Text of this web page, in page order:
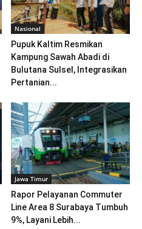
Nasional
Pupuk Kaltim Resmikan
Kampung Sawah Abadi di
Bulutana Sulsel, Integrasikan
Pertanian...
Jawa Timur
Rapor Pelayanan Commuter
Line Area 8 Surabaya Tumbuh
9%, Layani Lebih...